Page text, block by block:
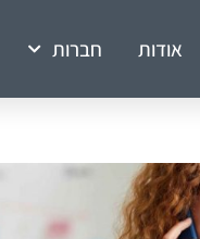
אודות חברות